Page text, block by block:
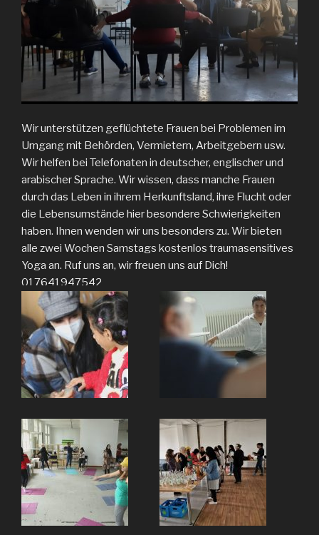
Wir unterstützen geflüchtete Frauen bei Problemen im
Umgang mit Behörden, Vermietern, Arbeitgebern usw.
Wir helfen bei Telefonaten in deutscher, englischer und
arabischer Sprache. Wir wissen, dass manche Frauen
durch das Leben in ihrem Herkunftsland, ihre Flucht oder
die Lebensumstände hier besondere Schwierigkeiten
haben. Ihnen wenden wir uns besonders zu. Wir bieten
alle zwei Wochen Samstags kostenlos traumasensitives
Yoga an. Ruf uns an, wir freuen uns auf Dich!
017641947542